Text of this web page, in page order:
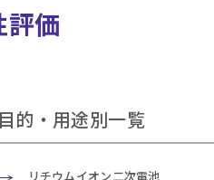
価
的・用途別一覧
リチウムイオン二次電池